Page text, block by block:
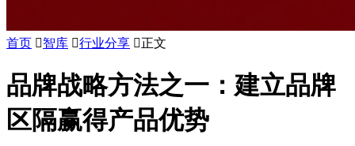
首页 智库 行业分享 正文
品牌战略方法之一：建立品牌
区隔赢得产品优势